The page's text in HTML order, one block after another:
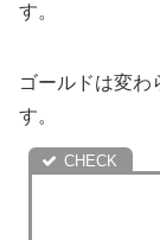
す。
ゴールドは変わ
す。